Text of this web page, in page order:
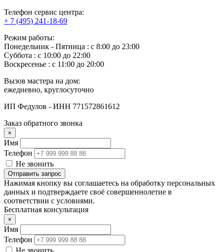
Телефон сервис центра:
+ 7 (495) 241-18-69
Режим работы:
Понедельник ‐ Пятница : с 8:00 до 23:00
Суббота : с 10:00 до 22:00
Воскресенье : с 11:00 до 20:00
Вызов мастера на дом:
ежедневно, круглосуточно
ИП Федулов - ИНН 771572861612
Заказ обратного звонка
×
Имя
Телефон
Не звонить
Отправить запрос
Нажимая кнопку вы соглашаетесь на обработку персональных
данных и подтверждаете своё совершеннолетие в
соответствии с условиями.
Бесплатная консультация
×
Имя
Телефон
Не звонить